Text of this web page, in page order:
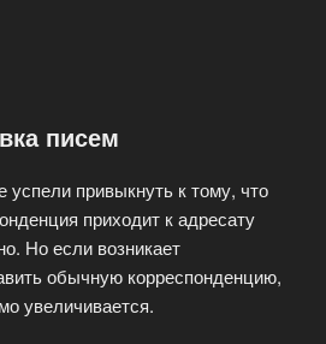
писем
успели привыкнуть к тому, что
приходит к адресату
Но если возникает
обычную корреспонденцию,
увеличивается.